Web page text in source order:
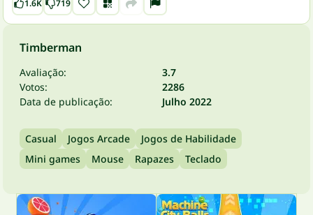
1.6K 719
Timberman
Avaliação:
3.7
Votos:
2286
Data de publicação:
Julho 2022
Casual Jogos Arcade
Jogos de Habilidade
Mini games
Mouse Rapazes Teclado